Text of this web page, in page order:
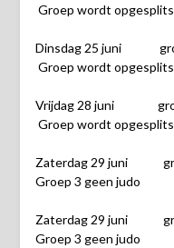
Groep wordt
Dinsdag 25 juni
Groep wordt
Vrijdag 28 juni
Groep wordt
Zaterdag 29 juni
Groep 3 geen judo
Zaterdag 29 juni
Groep 3 geen judo